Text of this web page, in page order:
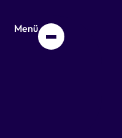
Menü